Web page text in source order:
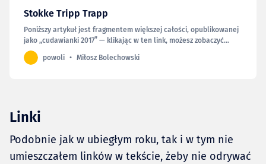
Stokke Tripp Trapp
Poniższy artykuł jest fragmentem większej całości, opublikowanej
jako „cudawianki 2017” — klikając w ten link, możesz zobaczyć
całość. Kończąc tegoroczne „cudawianki”, pozwalam sobie na mały
eksperyment, umieszczając opis przedmiotu z kategorii, o jakiej
powoli Miłosz Bolechowski
Linki
Podobnie jak w ubiegłym roku, tak i w tym nie
umieszczałem linków w tekście, żeby nie odrywać